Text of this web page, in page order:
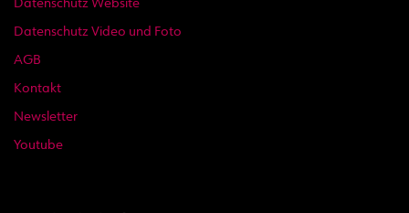
Datenschutz Website
Datenschutz Video und Foto
AGB
Kontakt
Newsletter
Youtube